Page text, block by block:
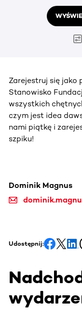
Zarejestruj się jako
Stanowisko
wszystkich
czym jest idea
nami piątkę i
szpiku!
Dominik Magnus
Udostępnij: